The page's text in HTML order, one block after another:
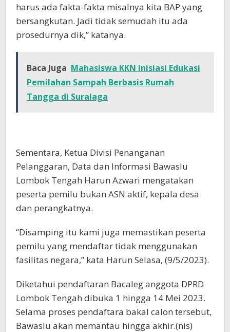
harus ada fakta-fakta misalnya kita BAP yang
bersangkutan. Jadi tidak semudah itu ada
prosedurnya dik,” katanya.
Baca Juga Mahasiswa KKN Inisiasi Edukasi
Pemilahan Sampah Berbasis Rumah
Tangga di Suralaga
Sementara, Ketua Divisi Penanganan
Pelanggaran, Data dan Informasi Bawaslu
Lombok Tengah Harun Azwari mengatakan
peserta pemilu bukan ASN aktif, kepala desa
dan perangkatnya.
“Disamping itu kami juga memastikan peserta
pemilu yang mendaftar tidak menggunakan
fasilitas negara,” kata Harun Selasa, (9/5/2023).
Diketahui pendaftaran Bacaleg anggota DPRD
Lombok Tengah dibuka 1 hingga 14 Mei 2023.
Selama proses pendaftara bakal calon tersebut,
Bawaslu akan memantau hingga akhir.(nis)